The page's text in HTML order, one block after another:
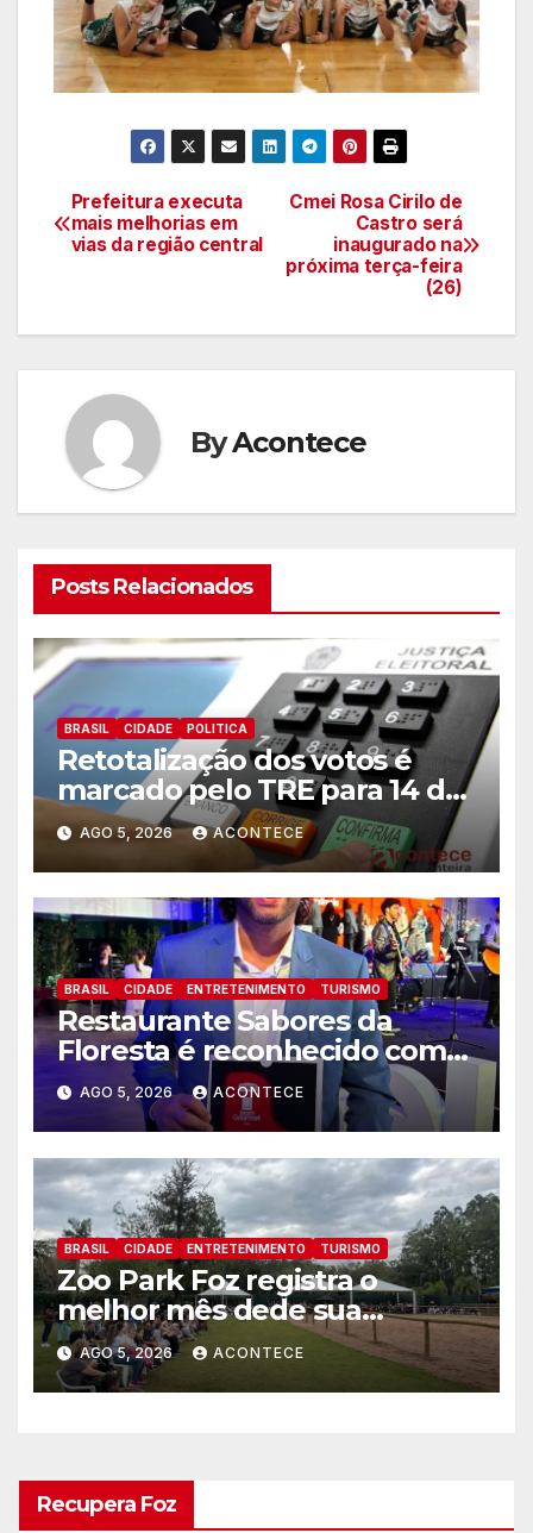
Navegação
de
Cmei Rosa Cirilo de
Castro será
inaugurado na
próxima terça-feira
(26)
Prefeitura executa
mais melhorias em
vias da região central
ByAcontece
Posts Relacionados
BRASIL CIDADE POLITICA
Retotalização dos votos é
marcado pelo TRE para 14 de
agosto
AGO 5, 2026 ACONTECE
BRASIL CIDADE ENTRETENIMENTO TURISMO
Restaurante Sabores da
Floresta é reconhecido como
um dos Lugares Imperdíveis
de Foz do Iguaçu
AGO 5, 2026 ACONTECE
BRASIL CIDADE ENTRETENIMENTO TURISMO
Zoo Park Foz registra o
melhor mês dede sua
inauguração
AGO 5, 2026 ACONTECE
Recupera Foz